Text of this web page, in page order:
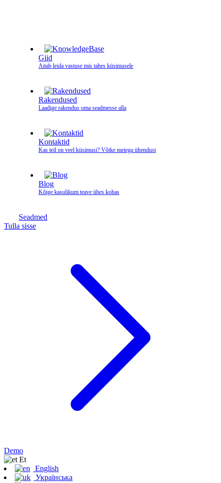
Giid
Aitab leida vastuse mis tahes küsimusele
Rakendused
Laadige rakendus oma seadmesse alla
Kontaktid
Kas teil on veel küsimusi? Võtke meiega ühendust
Blog
Kõige kasulikum teave ühes kohas
Seadmed
Tulla sisse
Demo
Et
English
Українська